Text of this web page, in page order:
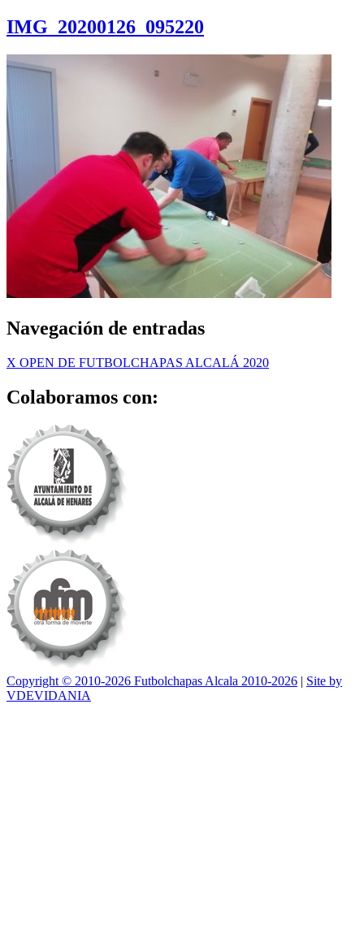
IMG_20200126_095220
Navegación de entradas
X OPEN DE FUTBOLCHAPAS ALCALÁ 2020
Colaboramos con:
Copyright © 2010-2026 Futbolchapas Alcala 2010-2026 | Site by
VDEVIDANIA